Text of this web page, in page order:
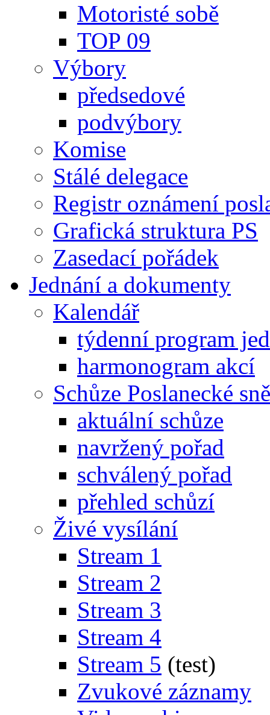
Motoristé sobě
TOP 09
Výbory
předsedové
podvýbory
Komise
Stálé delegace
Registr oznámení
Grafická struktura PS
Zasedací pořádek
Jednání a dokumenty
Kalendář
týdenní program
harmonogram akcí
Schůze Poslanecké
aktuální schůze
navržený pořad
schválený pořad
přehled schůzí
Živé vysílání
Stream 1
Stream 2
Stream 3
Stream 4
Stream 5 (test)
Zvukové záznamy